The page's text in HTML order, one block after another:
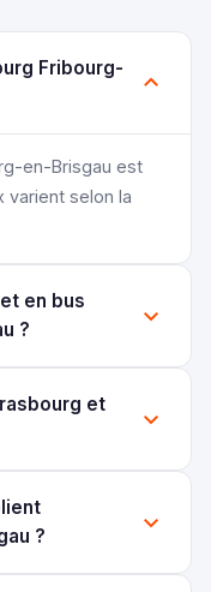
Fribourg-
en-Brisgau est
varient selon la
en bus
?
et
?